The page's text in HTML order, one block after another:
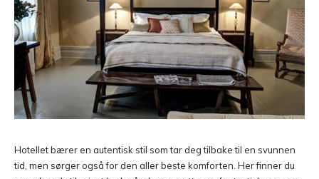
Hotellet bærer en autentisk stil som tar deg tilbake til en svunnen
tid, men sørger også for den aller beste komforten. Her finner du